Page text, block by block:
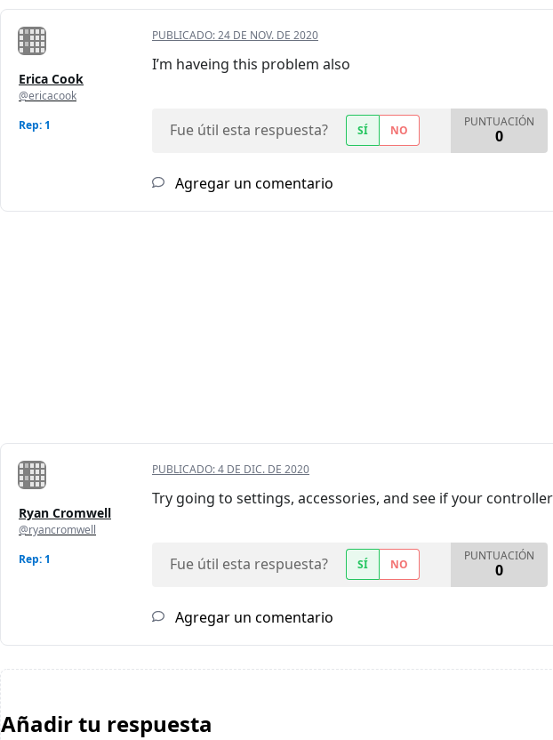
Erica Cook
@ericacook
Rep: 1
PUBLICADO:24 DE NOV. DE 2020
I’m haveing this problem also
Fue útil esta respuesta? SÍ NO
PUNTUACIÓN
0
Agregar un comentario
Ryan Cromwell
@ryancromwell
Rep: 1
PUBLICADO:4 DE DIC. DE 2020
Try going to settings, accessories, and see if your
Fue útil esta respuesta? SÍ NO
PUNTUACIÓN
0
Agregar un comentario
Añadir tu respuesta